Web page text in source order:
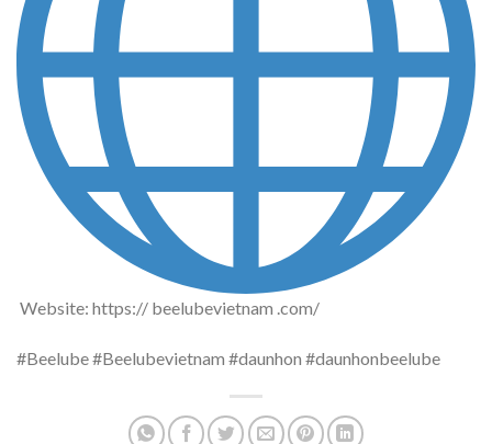
Website: https:// beelubevietnam .com/
#Beelube #Beelubevietnam #daunhon #daunhonbeelube